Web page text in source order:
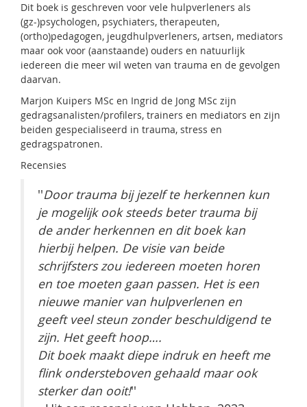
Dit boek is geschreven voor vele hulpverleners als
(gz-)psychologen, psychiaters, therapeuten,
(ortho)pedagogen, jeugdhulpverleners, artsen, mediators
maar ook voor (aanstaande) ouders en natuurlijk
iedereen die meer wil weten van trauma en de gevolgen
daarvan.
Marjon Kuipers MSc en Ingrid de Jong MSc zijn
gedragsanalisten/profilers, trainers en mediators en zijn
beiden gespecialiseerd in trauma, stress en
gedragspatronen.
Recensies
''Door trauma bij jezelf te herkennen kun
je mogelijk ook steeds beter trauma bij
de ander herkennen en dit boek kan
hierbij helpen. De visie van beide
schrijfsters zou iedereen moeten horen
en toe moeten gaan passen. Het is een
nieuwe manier van hulpverlenen en
geeft veel steun zonder beschuldigend te
zijn. Het geeft hoop….
Dit boek maakt diepe indruk en heeft me
flink ondersteboven gehaald maar ook
sterker dan ooit!''